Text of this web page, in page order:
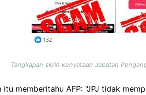
Tangkapan skrin kenyataan Jabatan
memberitahu AFP: "JPJ tidak